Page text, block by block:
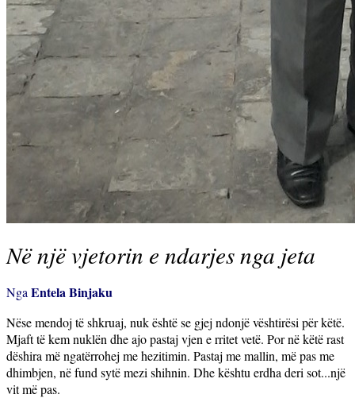
Në një vjetorin e ndarjes nga jeta
Nga Entela Binjaku
Nëse mendoj të shkruaj, nuk është se gjej ndonjë vështirësi për këtë.
Mjaft të kem nuklën dhe ajo pastaj vjen e rritet vetë. Por në këtë rast
dëshira më ngatërrohej me hezitimin. Pastaj me mallin, më pas me
dhimbjen, në fund sytë mezi shihnin. Dhe kështu erdha deri sot...një
vit më pas.